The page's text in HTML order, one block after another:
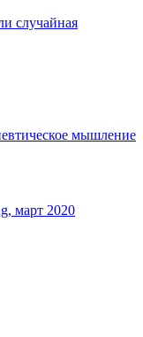
случайная
мышление
март 2020